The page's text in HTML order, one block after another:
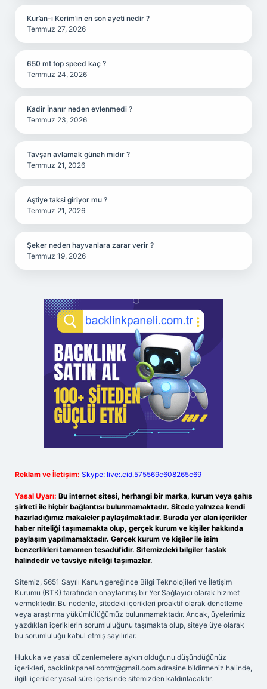
Kur’an-ı Kerim’in en son ayeti nedir ?
Temmuz 27, 2026
650 mt top speed kaç ?
Temmuz 24, 2026
Kadir İnanır neden evlenmedi ?
Temmuz 23, 2026
Tavşan avlamak günah mıdır ?
Temmuz 21, 2026
Aştiye taksi giriyor mu ?
Temmuz 21, 2026
Şeker neden hayvanlara zarar verir ?
Temmuz 19, 2026
Reklam ve İletişim: Skype: live:.cid.575569c608265c69
Yasal Uyarı: Bu internet sitesi, herhangi bir marka, kurum veya şahıs
şirketi ile hiçbir bağlantısı bulunmamaktadır. Sitede yalnızca kendi
hazırladığımız makaleler paylaşılmaktadır. Burada yer alan içerikler
haber niteliği taşımamakta olup, gerçek kurum ve kişiler hakkında
paylaşım yapılmamaktadır. Gerçek kurum ve kişiler ile isim
benzerlikleri tamamen tesadüfidir. Sitemizdeki bilgiler taslak
halindedir ve tavsiye niteliği taşımazlar.
Sitemiz, 5651 Sayılı Kanun gereğince Bilgi Teknolojileri ve İletişim
Kurumu (BTK) tarafından onaylanmış bir Yer Sağlayıcı olarak hizmet
vermektedir. Bu nedenle, sitedeki içerikleri proaktif olarak denetleme
veya araştırma yükümlülüğümüz bulunmamaktadır. Ancak, üyelerimiz
yazdıkları içeriklerin sorumluluğunu taşımakta olup, siteye üye olarak
bu sorumluluğu kabul etmiş sayılırlar.
Hukuka ve yasal düzenlemelere aykırı olduğunu düşündüğünüz
içerikleri, backlinkpanelicomtr@gmail.com adresine bildirmeniz halinde,
ilgili içerikler yasal süre içerisinde sitemizden kaldırılacaktır.